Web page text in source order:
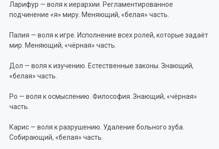
Ларифур — воля к иерархии. Регламентированное
подчинение «я» миру. Меняющий, «белая» часть.
Палия — воля к игре. Исполнение всех ролей, которые задаёт
мир. Меняющий, «чёрная» часть.
Дол — воля к изучению. Естественные законы. Знающий,
«белая» часть.
Ро — воля к осмыслению. Философия. Знающий, «чёрная»
часть.
Карис — воля к разрушению. Удаление больного зуба.
Собирающий, «белая» часть.